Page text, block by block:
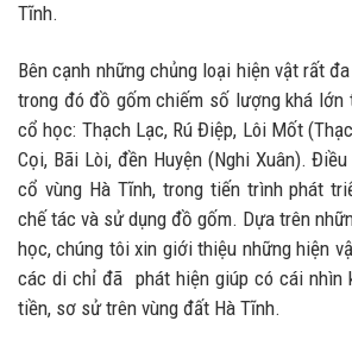
Tĩnh.
Bên cạnh những chủng loại hiện vật rất
trong đó đồ gốm chiếm số lượng khá lớn
cổ học: Thạch Lạc, Rú Điệp, Lôi Mốt
Cọi, Bãi Lòi, đền Huyện (Nghi Xuân).
cổ vùng Hà Tĩnh, trong tiến trình phát
chế tác và sử dụng đồ gốm. Dựa trên
học, chúng tôi xin giới thiệu những hiện
các di chỉ đã phát hiện giúp có cái nhìn
tiền, sơ sử trên vùng đất Hà Tĩnh.